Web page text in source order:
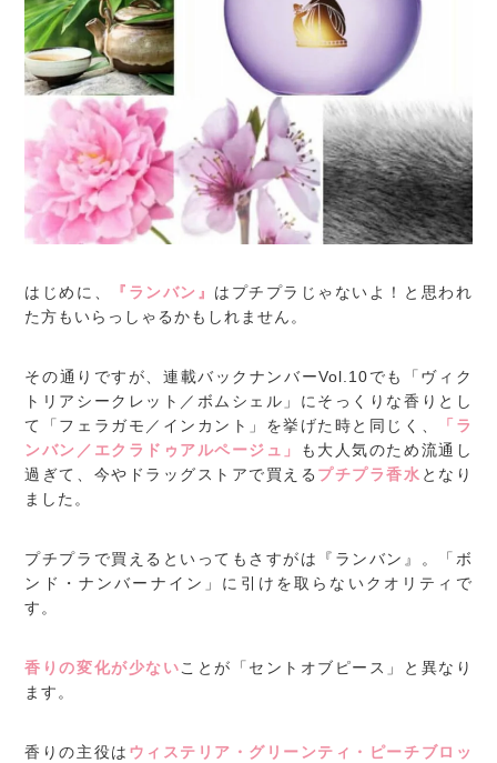
はじめに、 『ランバン』 はプチプラじゃないよ！と思われ
た方もいらっしゃるかもしれません。
その通りですが、連載バックナンバーVol.10でも「ヴィク
トリアシークレット／ボムシェル」にそっくりな香りとし
て「フェラガモ／インカント」を挙げた時と同じく、
「ラ
ンバン／エクラドゥアルページュ」
も大人気のため流通し
過ぎて、今やドラッグストアで買える プチプラ香水 となり
ました。
プチプラで買えるといってもさすがは『ランバン』。「ボ
ンド・ナンバーナイン」に引けを取らないクオリティで
す。
香りの変化が少ないことが「セントオブピース」と異なり
ます。
香りの主役は ウィステリア・グリーンティ・ピーチブロッ